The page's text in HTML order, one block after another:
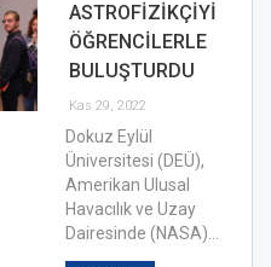
ASTROFİZİKÇİYİ
ÖĞRENCİLERLE
BULUŞTURDU
Kas 29, 2022
Dokuz Eylül
Üniversitesi (DEÜ),
Amerikan Ulusal
Havacılık ve Uzay
Dairesinde (NASA)…